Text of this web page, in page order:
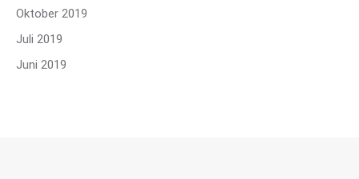
Oktober 2019
Juli 2019
Juni 2019